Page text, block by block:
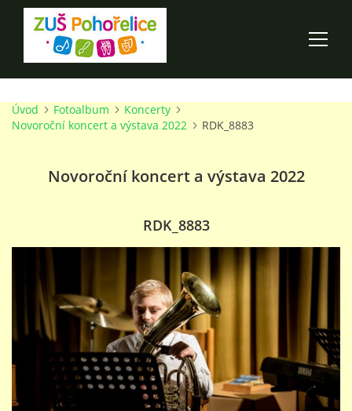
ÚVOD
PRO RODIČE
TALENTOVÉ ZKOUŠKY
STUDIJNÍ OBORY
Úvod Fotoalbum
Koncerty
Novoroční koncert a výstava 2022
RDK_8883
Novoroční koncert a výstava 2022
RDK_8883